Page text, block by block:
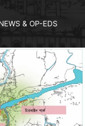
& OP-EDS